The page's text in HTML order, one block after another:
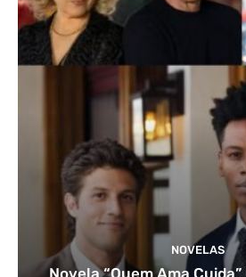
NOVELAS
Novela “Quem Ama